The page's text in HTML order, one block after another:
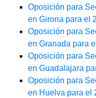
Oposición para
en Girona para el
Oposición para
en Granada para
Oposición para
en Guadalajara
Oposición para
en Huelva para el